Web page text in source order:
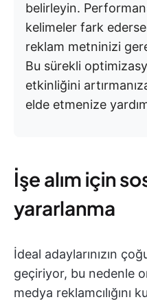
belirleyin.
kelimeler fark
reklam metninizi
Bu sürekli
etkinliğini
elde etmenize
İşe alım için
yararlanma
İdeal adaylarınızın
geçiriyor, bu nedenle
medya reklamcılığını